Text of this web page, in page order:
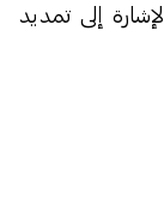
إلى تمديد